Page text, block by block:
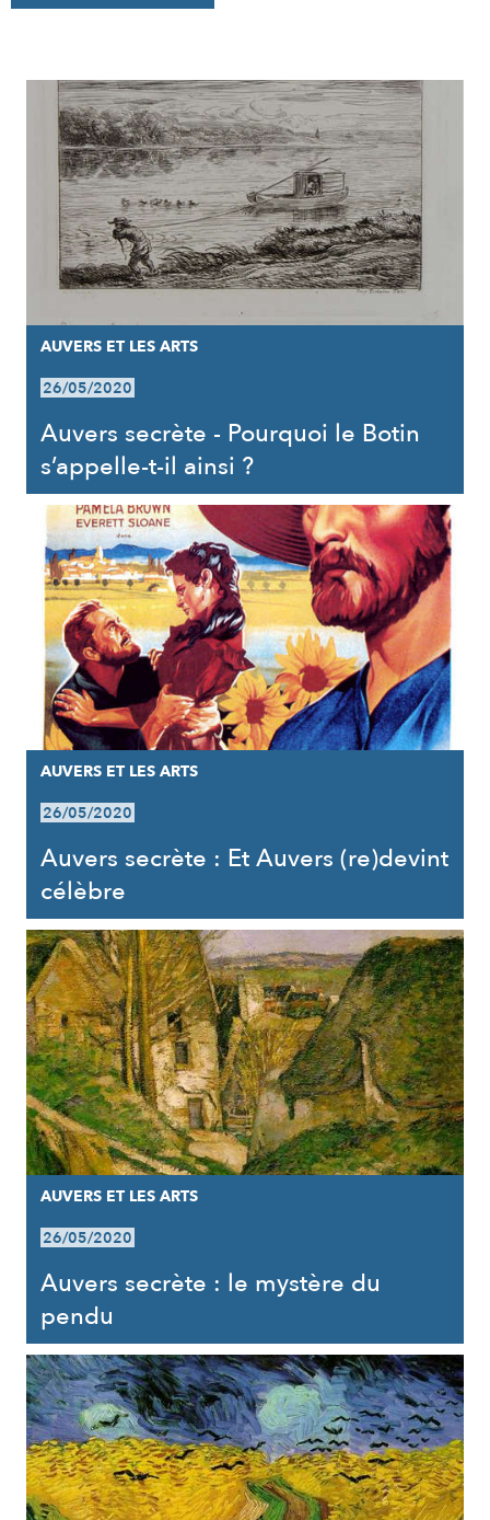
RÉSULTATS
AUVERS ET LES ARTS
26/05/2020
Auvers secrète - Pourquoi le Botin
s’appelle-t-il ainsi ?
AUVERS ET LES ARTS
26/05/2020
Auvers secrète : Et Auvers (re)devint
célèbre
AUVERS ET LES ARTS
26/05/2020
Auvers secrète : le mystère du
pendu